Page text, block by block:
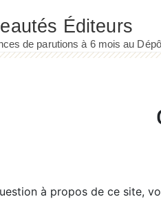
à propos de ce site,